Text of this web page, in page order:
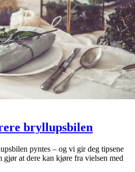
bryllupsbilen
pyntes – og vi gir deg tipsene
at dere kan kjøre fra vielsen med